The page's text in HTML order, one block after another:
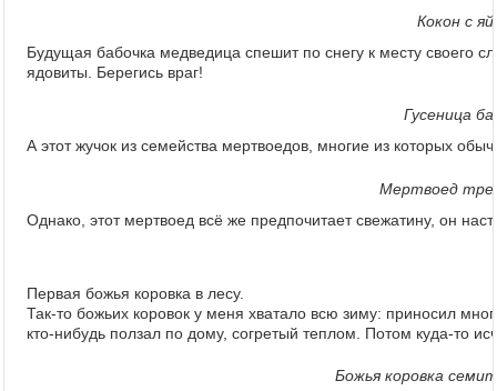
Кокон с
Будущая бабочка медведица спешит по снегу к месту своего
ядовиты. Берегись враг!
Гусеница
А этот жучок из семейства мертвоедов, многие из которых
Мертвоед
Однако, этот мертвоед всё же предпочитает свежатину, он
Первая божья коровка в лесу.
Так-то божьих коровок у меня хватало всю зиму: приносил
кто-нибудь ползал по дому, согретый теплом. Потом куда-то
Божья коровка